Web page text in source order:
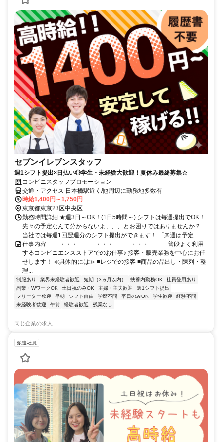
セブンイレブンスタッフ
週1シフト提出×日払い◎学生・未経験大歓迎！夏休み最終募集☆
コンビニスタッフプロモーション
交通・アクセス 日本橋駅近く/他周辺に勤務地多数有
時給1,400円～1,750円
東京都東京23区中央区
勤務時間詳細 ★週3日～OK！(1日5時間～) シフトは毎週提出でOK！
先々の予定なんて分からないよ、、、とお困りではありませんか？
当社では毎週1回翌週分のシフト提出ができます！ 「来週は予定...
仕事内容 ……・・・………・・・………・・・……… 普段よく利用
するコンビニエンスストアでのお仕事♪ 接客・販売業務を中心にお任
せします！ ≪具体的には≫ ■レジでの接客 ■商品の品出し・陳列・整
理...
制服あり 業界未経験者歓迎 短期（3ヵ月以内） 扶養内勤務OK
社員登用あり
副業・WワークOK
土日祝のみOK 主婦・主夫歓迎
週1シフト提出
フリーター歓迎
早朝 シフト自由 学歴不問 平日のみOK 学生歓迎
経験不問
未経験者歓迎
午前 経験者歓迎 残業なし
同じ企業の求人
派遣社員